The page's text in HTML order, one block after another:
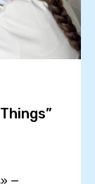
—